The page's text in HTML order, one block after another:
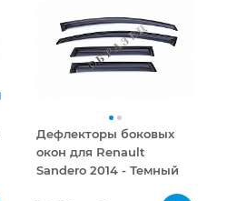
Дефлекторы боковых
окон для Renault
Sandero 2014 - Темный